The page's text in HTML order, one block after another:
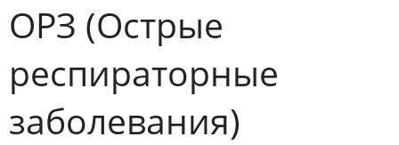
ОРЗ (Острые
респираторные
заболевания)